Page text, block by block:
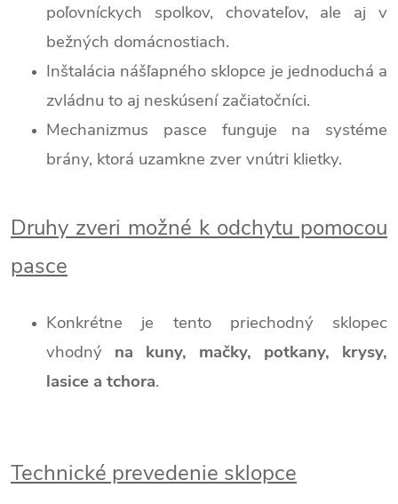
poľovníckych spolkov, chovateľov, ale aj v
bežných domácnostiach.
Inštalácia nášľapného sklopce je jednoduchá a
zvládnu to aj neskúsení začiatočníci.
Mechanizmus pasce funguje na systéme
brány, ktorá uzamkne zver vnútri klietky.
Druhy zveri možné k odchytu pomocou
pasce
Konkrétne je tento priechodný sklopec
vhodný na kuny, mačky, potkany, krysy,
lasice a tchora.
Technické prevedenie sklopce